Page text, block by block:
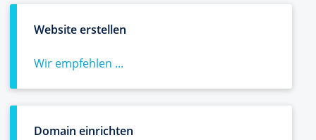
Website erstellen
Wir empfehlen ...
Domain einrichten